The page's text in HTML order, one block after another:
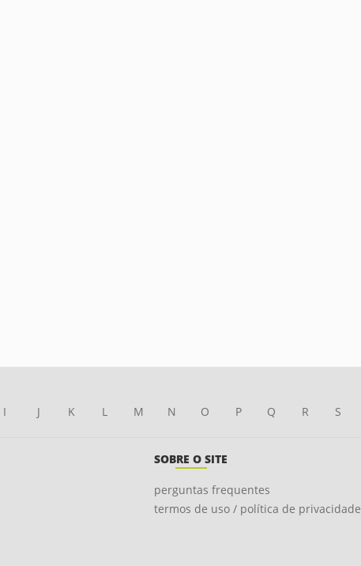
I J K L M N O P Q R S
SOBRE O SITE
perguntas frequentes
termos de uso / política de privacidade